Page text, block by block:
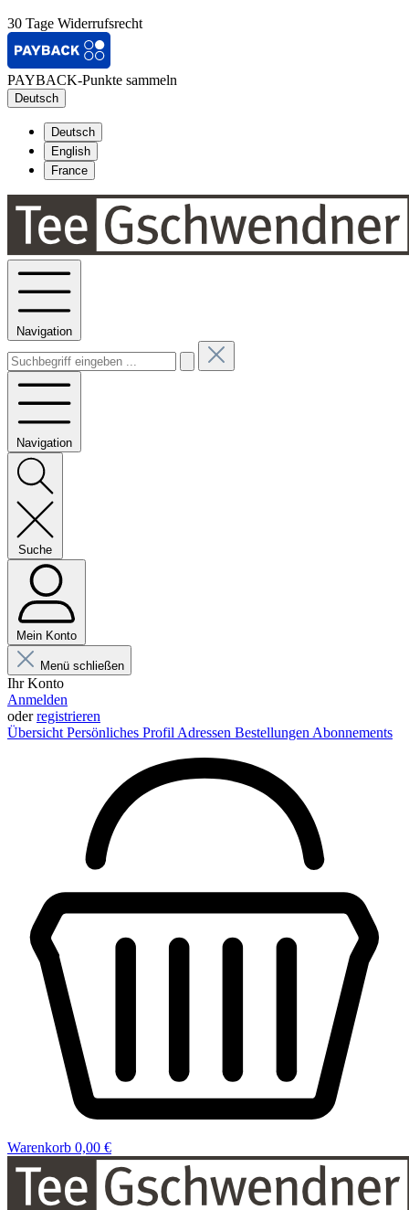
30 Tage Widerrufsrecht
PAYBACK-Punkte sammeln
Deutsch
Deutsch
English
France
Navigation
Navigation
Suche
Mein Konto
Menü schließen
Ihr Konto
Anmelden
oderregistrieren
Übersicht Persönliches Profil Adressen Bestellungen Abonnements
Warenkorb 0,00 €